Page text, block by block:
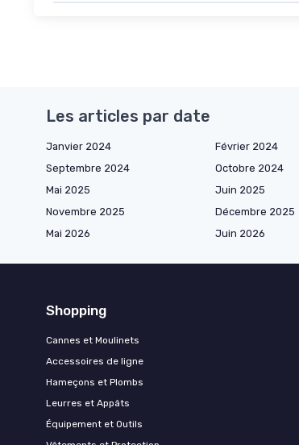
Les articles par date
Janvier 2024 Février 2024
Septembre 2024
Octobre 2024
Mai 2025
Juin 2025
Novembre 2025
Décembre 2025
Mai 2026
Juin 2026
Shopping
Cannes et Moulinets
Accessoires de ligne
Hameçons et Plombs
Leurres et Appâts
Équipement et Outils